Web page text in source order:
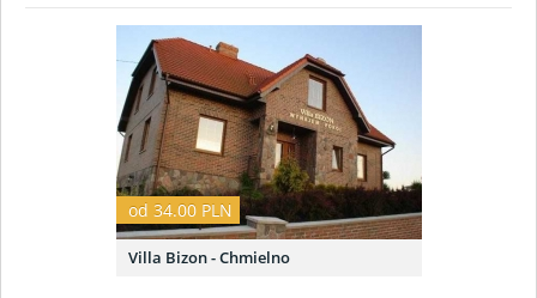
od 34.00 PLN
Villa Bizon - Chmielno